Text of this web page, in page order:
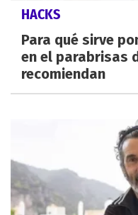
HACKS
Para qué sirve
en el parabrisas
recomiendan